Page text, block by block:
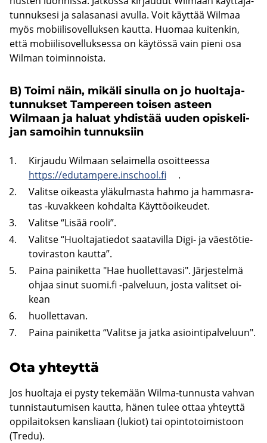
tun­nuk­se­si ja sa­la­sa­na­si avul­la. Voit käyt­tää Wilmaa
myös mo­bii­li­so­vel­luk­sen kaut­ta. Huo­maa kui­ten­kin,
että mo­bii­li­so­vel­luk­ses­sa on käy­tös­sä vain pieni osa
Wilman toi­min­nois­ta.
B) Toimi näin, mi­kä­li si­nul­la on jo huol­ta­ja­
tun­nuk­set Tam­pe­reen toi­sen as­teen
Wilmaan ja ha­luat yh­dis­tää uuden opis­ke­li­
jan sa­moi­hin tun­nuk­siin
Kir­jau­du Wilmaan se­lai­mel­la osoit­tees­sa
https://edu­tam­pe­re.inschool.fi
.
Va­lit­se oi­keas­ta ylä­kul­mas­ta hahmo ja ham­mas­ra­
tas -​kuvakkeen koh­dal­ta Käyt­tö­oi­keu­det.
Va­lit­se “Lisää rooli”.
Va­lit­se “Huol­ta­ja­tie­dot saa­ta­vil­la Digi- ja väes­tö­tie­
to­vi­ras­ton kaut­ta”.
Paina pai­ni­ket­ta "Hae huol­let­ta­va­si". Jär­jes­tel­mä
ohjaa sinut suomi.fi -​palveluun, josta va­lit­set oi­
kean
huol­let­ta­van.
Paina pai­ni­ket­ta “Va­lit­se ja jatka asioin­ti­pal­ve­luun".
Ota yh­teyt­tä
Jos huoltaja ei pysty tekemään Wilma-tunnusta vahvan
tunnistautumisen kautta, hänen tulee ottaa yhteyttä
oppilaitoksen kansliaan (lukiot) tai opintotoimistoon
(Tredu).